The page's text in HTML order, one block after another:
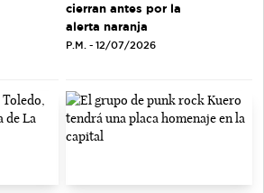
cierran antes por la
alerta naranja
P.M. - 12/07/2026